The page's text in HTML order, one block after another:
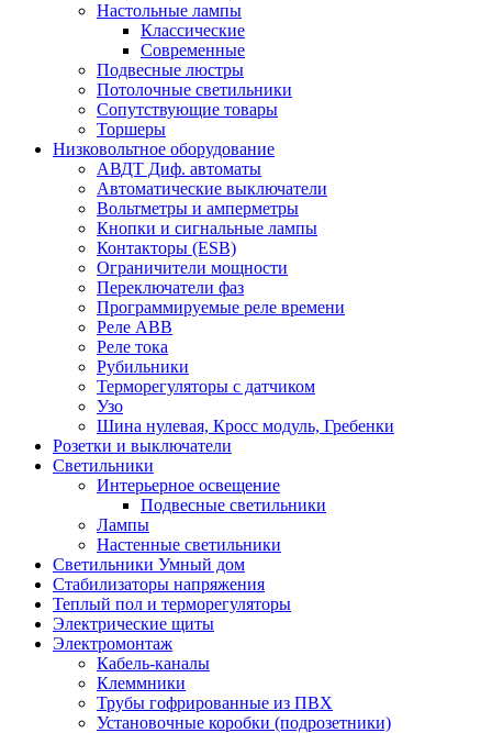
Настольные лампы
Классические
Современные
Подвесные люстры
Потолочные светильники
Сопутствующие товары
Торшеры
Низковольтное оборудование
АВДT Диф. автоматы
Автоматические выключатели
Вольтметры и амперметры
Кнопки и сигнальные лампы
Контакторы (ESB)
Ограничители мощности
Переключатели фаз
Программируемые реле времени
Реле ABB
Реле тока
Рубильники
Терморегуляторы с датчиком
Узо
Шина нулевая, Кросс модуль, Гребенки
Розетки и выключатели
Светильники
Интерьерное освещение
Подвесные светильники
Лампы
Настенные светильники
Светильники Умный дом
Стабилизаторы напряжения
Теплый пол и терморегуляторы
Электрические щиты
Электромонтаж
Кабель-каналы
Клеммники
Трубы гофрированные из ПВХ
Установочные коробки (подрозетники)